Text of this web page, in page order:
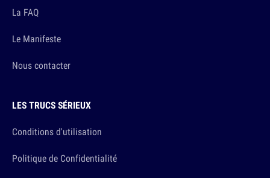
La FAQ
Le Manifeste
Nous contacter
LES TRUCS SÉRIEUX
Conditions d'utilisation
Politique de Confidentialité